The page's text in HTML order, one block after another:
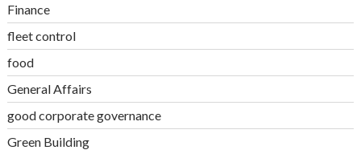
Finance
fleet control
food
General Affairs
good corporate governance
Green Building